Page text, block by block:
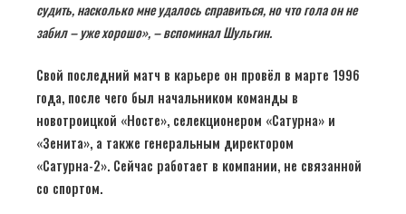
судить, насколько мне удалось справиться, но что гола он не
забил – уже хорошо», – вспоминал Шульгин.
Свой последний матч в карьере он провёл в марте 1996
года, после чего был начальником команды в
новотроицкой «Носте», селекционером «Сатурна» и
«Зенита», а также генеральным директором
«Сатурна-2». Сейчас работает в компании, не связанной
со спортом.